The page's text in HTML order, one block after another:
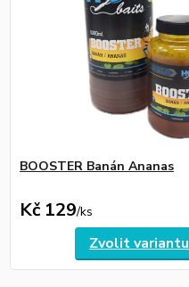
BOOSTER Banán Ananas
Kč 129/ks
Zvolit variantu